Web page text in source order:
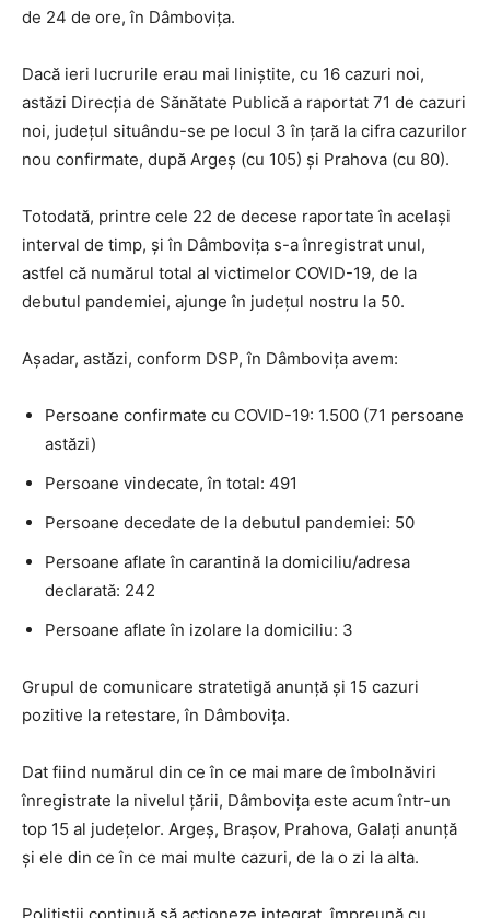
de 24 de ore, în Dâmbovița.
Dacă ieri lucrurile erau mai liniștite, cu 16 cazuri noi,
astăzi Direcția de Sănătate Publică a raportat 71 de cazuri
noi, județul situându-se pe locul 3 în țară la cifra cazurilor
nou confirmate, după Argeș (cu 105) și Prahova (cu 80).
Totodată, printre cele 22 de decese raportate în același
interval de timp, și în Dâmbovița s-a înregistrat unul,
astfel că numărul total al victimelor COVID-19, de la
debutul pandemiei, ajunge în județul nostru la 50.
Așadar, astăzi, conform DSP, în Dâmbovița avem:
Persoane confirmate cu COVID-19: 1.500 (71 persoane
astăzi)
Persoane vindecate, în total: 491
Persoane decedate de la debutul pandemiei: 50
Persoane aflate în carantină la domiciliu/adresa
declarată: 242
Persoane aflate în izolare la domiciliu: 3
Grupul de comunicare stratetigă anunță și 15 cazuri
pozitive la retestare, în Dâmbovița.
Dat fiind numărul din ce în ce mai mare de îmbolnăviri
înregistrate la nivelul țării, Dâmbovița este acum într-un
top 15 al județelor. Argeș, Brașov, Prahova, Galați anunță
și ele din ce în ce mai multe cazuri, de la o zi la alta.